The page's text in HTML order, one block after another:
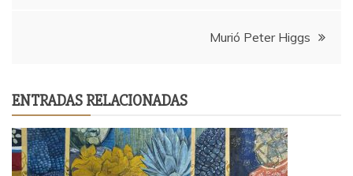
Murió Peter Higgs
ENTRADAS RELACIONADAS